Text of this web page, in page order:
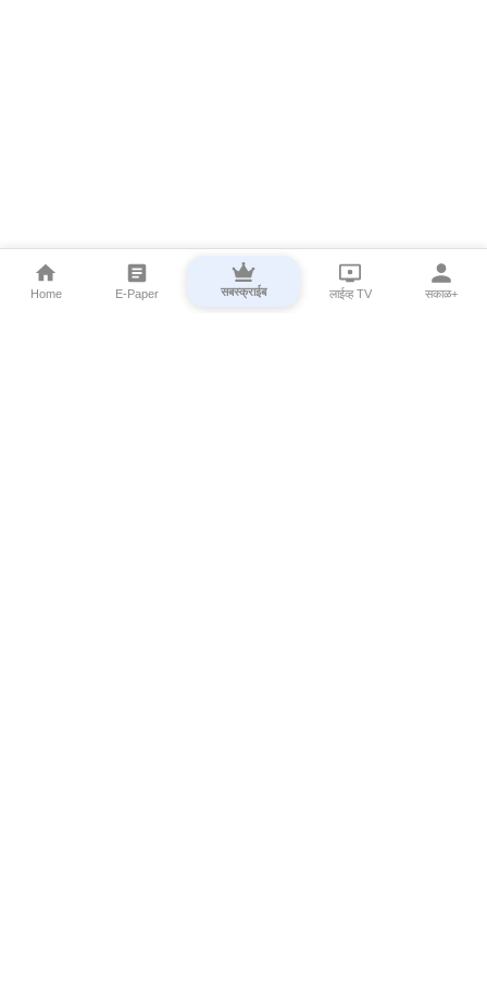
Home E-Paper सबस्क्राईब लाईव्ह TV सकाळ+